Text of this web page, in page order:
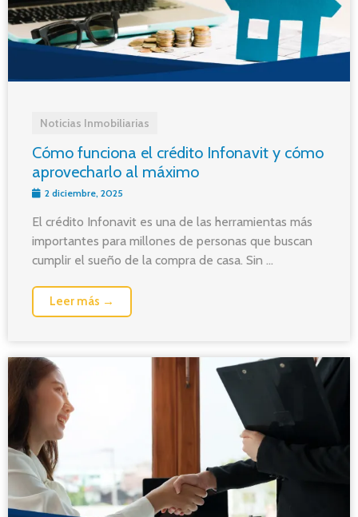
Noticias Inmobiliarias
Cómo funciona el crédito Infonavit y cómo
aprovecharlo al máximo
2 diciembre, 2025
El crédito Infonavit es una de las herramientas más
importantes para millones de personas que buscan
cumplir el sueño de la compra de casa. Sin ...
Leer más →